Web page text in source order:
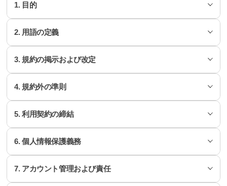
1. 目的
本規約は、株式会社 THE FACT（以下、「会社」といいます）
が開発・運営するFANNSTARおよびファンコミュニティサービ
ス（以下、「サービス」といいます）と関連し、会社と利用者
（以下、「会員」といいます）との間のサービス利用に関する
権利義務および責任事項、その他の必要な事項を定めることを
目的とします。
2. 用語の定義
サービス
携帯端末、電気通信設備等を含む各種有線・無線機器など、実
装される端末の種類を問わず、会員が利用できる一切のサービ
スをいいます。
会員
与した文字および数字の組み合わせをいいます。
3. 規約の掲示および改定
1. 会社は、本規約の内容をサービスの加入過程で掲示します。
2. 会社は、「情報通信網利用促進および情報保護等に関する法
律（以下「情報通信網法」）」等、関連法令に違反しない範囲
で本規約を改定することができます。
および退会の意思を表示することができ、サービス利用の終了
4. 規約外の準則
1. 会社は提供する個別サービスについて別途の利用規約および
ポリシーを定めることができ、当該内容が本規約と抵触する場
合、個別サービスの利用規約が優先して適用されます。
2. 本規約に明示されていない事項が関係法令に規定されている
場合には、その規定に従います。
5. 利用契約の締結
1. 利用契約は、会員になろうとする者がFANNSTARの各種サー
ビスで提供する会員加入ページでサービス利用規約に同意した
上で利用申請を行い、会社が当該申請内容に対して承諾するこ
とで締結されます。
6. 個人情報保護義務
1. 会社は、情報通信網法等、関係法令が定めるところに従い、
会員の個人情報を保護するために努めます。個人情報の保護お
7. アカウント管理および責任